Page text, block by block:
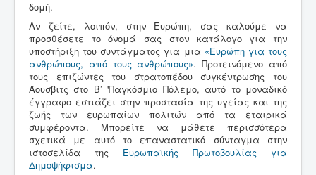
δομή.
Αν ζείτε, λοιπόν, στην Ευρώπη, σας καλούμε να
προσθέσετε το όνομά σας στον κατάλογο για την
υποστήριξη του συντάγματος για μια «Ευρώπη για τους
ανθρώπους, από τους ανθρώπους». Προτεινόμενο από
τους επιζώντες του στρατοπέδου συγκέντρωσης του
Άουσβιτς στο Β’ 'Παγκόσμιο Πόλεμο, αυτό το μοναδικό
έγγραφο εστιάζει στην προστασία της υγείας και της
ζωής των ευρωπαίων πολιτών από τα εταιρικά
συμφέροντα. Μπορείτε να μάθετε περισσότερα
σχετικά με αυτό το επαναστατικό σύνταγμα στην
ιστοσελίδα της Ευρωπαϊκής Πρωτοβουλίας για
Δημοψήφισμα.